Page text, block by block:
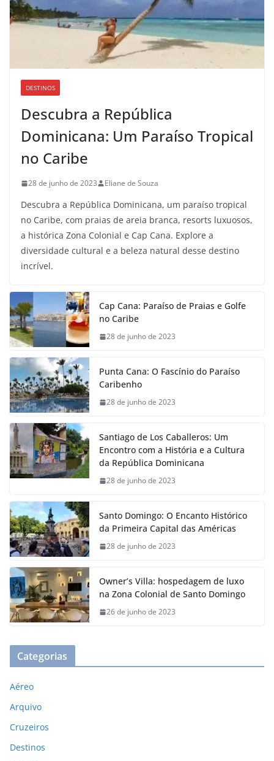
DESTINOS
Descubra a República
Dominicana: Um Paraíso Tropical
no Caribe
28 de junho de 2023 Eliane de Souza
Descubra a República Dominicana, um paraíso tropical
no Caribe, com praias de areia branca, resorts luxuosos,
a histórica Zona Colonial e Cap Cana. Explore a
diversidade cultural e a beleza natural desse destino
incrível.
Cap Cana: Paraíso de Praias e Golfe
no Caribe
28 de junho de 2023
Punta Cana: O Fascínio do Paraíso
Caribenho
28 de junho de 2023
Santiago de Los Caballeros: Um
Encontro com a História e a Cultura
da República Dominicana
28 de junho de 2023
Santo Domingo: O Encanto Histórico
da Primeira Capital das Américas
28 de junho de 2023
Owner’s Villa: hospedagem de luxo
na Zona Colonial de Santo Domingo
26 de junho de 2023
Categorias
Aéreo
Arquivo
Cruzeiros
Destinos